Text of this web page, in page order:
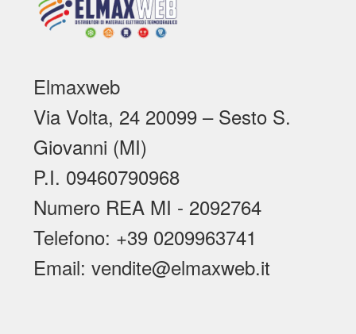
Elmaxweb
Via Volta, 24 20099 – Sesto S.
Giovanni (MI)
P.I. 09460790968
Numero REA MI - 2092764
Telefono: +39 0209963741
Email: vendite@elmaxweb.it